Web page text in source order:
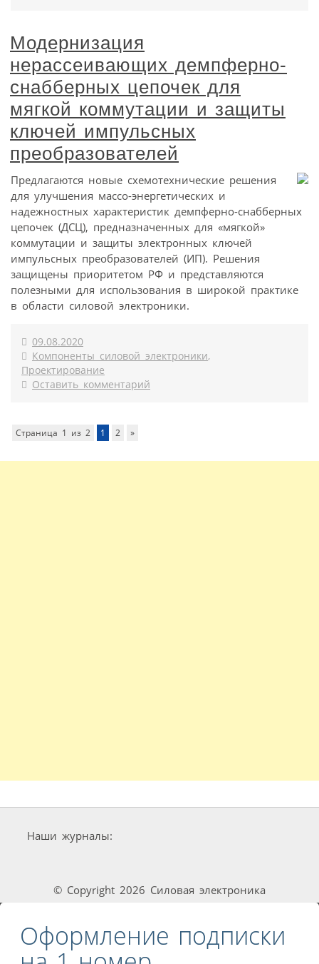
Модернизация
нерассеивающих демпферно-
снабберных цепочек для
мягкой коммутации и защиты
ключей импульсных
преобразователей
Предлагаются новые схемотехнические решения
для улучшения массо-энергетических и
надежностных характеристик демпферно-снабберных
цепочек (ДСЦ), предназначенных для «мягкой»
коммутации и защиты электронных ключей
импульсных преобразователей (ИП). Решения
защищены приоритетом РФ и представляются
полезными для использования в широкой практике
в области силовой электроники.
09.08.2020
Компоненты силовой электроники,
Проектирование
Оставить комментарий
Страница 1 из 2 1 2 »
Наши журналы:
© Copyright 2026 Силовая электроника
Оформление подписки